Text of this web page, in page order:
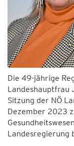
Die 49-jährige
Landeshauptfrau
Sitzung der NÖ
Dezember 2023
Landesregierung